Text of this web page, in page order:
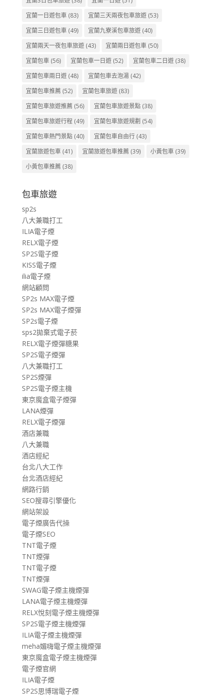
宜蘭一日遊包車(83) 宜蘭三天兩夜包車旅遊(53)
宜蘭三日遊包車(49) 宜蘭九寮溪包車旅遊(40)
宜蘭兩天一夜包車旅遊(43) 宜蘭兩日遊包車(50)
宜蘭包車(56) 宜蘭包車一日遊(52) 宜蘭包車二日遊(38)
宜蘭包車兩日遊(48) 宜蘭包車去泡湯(42)
宜蘭包車推薦(52) 宜蘭包車旅遊(83)
宜蘭包車旅遊推薦(56) 宜蘭包車旅遊景點(38)
宜蘭包車旅遊行程 (49) 宜蘭包車旅遊規劃 (54)
宜蘭包車熱門景點(40) 宜蘭包車自由行(43)
宜蘭旅遊包車(41) 宜蘭旅遊包車推薦(39) 小黃包車(39)
小黃包車推薦(38)
包車旅遊
sp2s
八大兼職打工
ILIA電子煙
RELX電子煙
SP2S電子煙
KISS電子煙
ilia電子煙
網站顧問
SP2s MAX電子煙
SP2s MAX電子煙彈
SP2s電子煙
sps2拋棄式電子菸
RELX電子煙彈糖果
SP2S電子煙彈
八大兼職打工
SP2S煙彈
SP2S電子煙主機
東京魔盒電子煙彈
LANA煙彈
RELX電子煙彈
酒店兼職
八大兼職
酒店經紀
台北八大工作
台北酒店經紀
網路行銷
SEO搜尋引擎優化
網站架設
電子煙廣告代操
電子煙SEO
TNT電子煙
TNT煙彈
TNT電子煙
TNT煙彈
SWAG電子煙主機煙彈
LANA電子煙主機煙彈
RELX悅刻電子煙主機煙彈
SP2S電子煙主機煙彈
ILIA電子煙主機煙彈
meha媚嗨電子煙主機煙彈
東京魔盒電子煙主機煙彈
電子煙官網
ILIA電子煙
SP2S思博瑞電子煙